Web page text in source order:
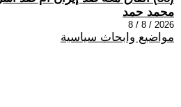
محمد حمد
2026 / 8 / 8
مواضيع وابحاث سياسية